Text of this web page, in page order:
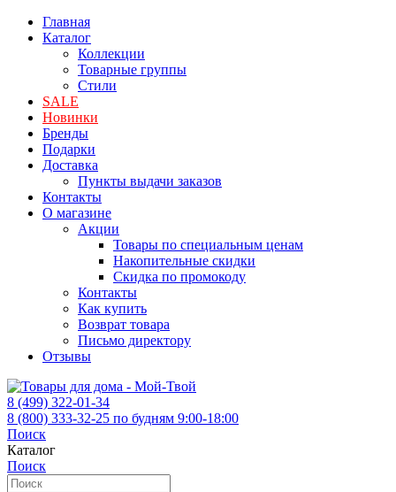
Главная
Каталог
Коллекции
Товарные группы
Стили
SALE
Новинки
Бренды
Подарки
Доставка
Пункты выдачи заказов
Контакты
О магазине
Акции
Товары по специальным ценам
Накопительные скидки
Скидка по промокоду
Контакты
Как купить
Возврат товара
Письмо директору
Отзывы
8 (499) 322-01-34
8 (800) 333-32-25 по будням 9:00-18:00
Поиск
Каталог
Поиск